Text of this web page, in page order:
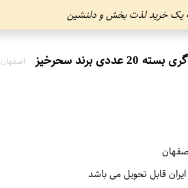
یک خرید لذت بخش و دلنشین
قابل تحویل می باشد